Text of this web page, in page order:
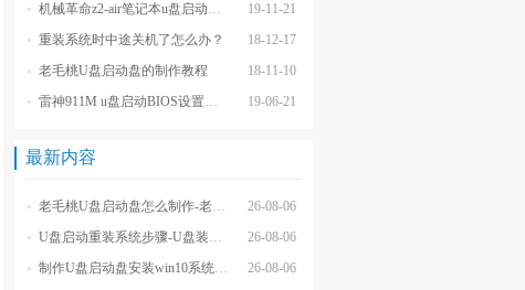
19-11-21
机械革命z2-air笔记本u盘启动BIOS设置教程
18-12-17
重装系统时中途关机了怎么办？
18-11-10
老毛桃U盘启动盘的制作教程
19-06-21
雷神911M u盘启动BIOS设置教程
最新内容
26-08-06
老毛桃U盘启动盘怎么制作-老毛桃winpeU盘启动盘制作步骤
26-08-06
U盘启动重装系统步骤-U盘装系统步骤操作
26-08-06
制作U盘启动盘安装win10系统步骤-制作U盘启动盘安装win10系统步骤